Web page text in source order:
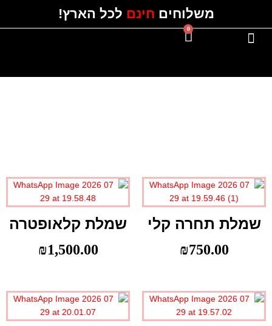
משלוחים חינם לכל הארץ!
0
עגלת
שמלת תחרה קלי
₪750.00
שמלת קלאופטרה
₪1,500.00